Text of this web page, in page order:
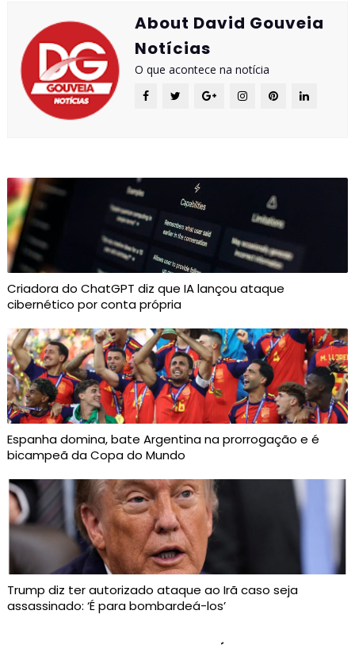
About David Gouveia
Notícias
O que acontece na notícia
Criadora do ChatGPT diz que IA lançou ataque
cibernético por conta própria
Espanha domina, bate Argentina na prorrogação e é
bicampeã da Copa do Mundo
Trump diz ter autorizado ataque ao Irã caso seja
assassinado: ‘É para bombardeá-los’